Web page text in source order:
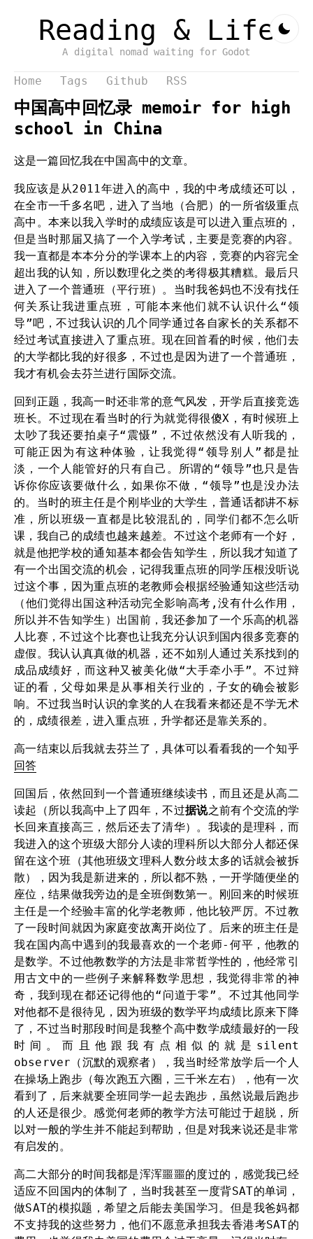
Reading & Life
A digital nomad waiting for Godot
Home Tags Github RSS
中国高中回忆录 memoir for high
school in China
这是一篇回忆我在中国高中的文章。
我应该是从2011年进入的高中，我的中考成绩还可以，
在全市一千多名吧，进入了当地（合肥）的一所省级重点
高中。本来以我入学时的成绩应该是可以进入重点班的，
但是当时那届又搞了一个入学考试，主要是竞赛的内容。
我一直都是本本分分的学课本上的内容，竞赛的内容完全
超出我的认知，所以数理化之类的考得极其糟糕。最后只
进入了一个普通班（平行班）。当时我爸妈也不没有找任
何关系让我进重点班，可能本来他们就不认识什么“领
导”吧，不过我认识的几个同学通过各自家长的关系都不
经过考试直接进入了重点班。现在回首看的时候，他们去
的大学都比我的好很多，不过也是因为进了一个普通班，
我才有机会去芬兰进行国际交流。
回到正题，我高一时还非常的意气风发，开学后直接竞选
班长。不过现在看当时的行为就觉得很傻X，有时候班上
太吵了我还要拍桌子“震慑”，不过依然没有人听我的，
可能正因为有这种体验，让我觉得“领导别人”都是扯
淡，一个人能管好的只有自己。所谓的“领导”也只是告
诉你你应该要做什么，如果你不做，“领导”也是没办法
的。当时的班主任是个刚毕业的大学生，普通话都讲不标
准，所以班级一直都是比较混乱的，同学们都不怎么听
课，我自己的成绩也越来越差。不过这个老师有一个好，
就是他把学校的通知基本都会告知学生，所以我才知道了
有一个出国交流的机会，记得我重点班的同学压根没听说
过这个事，因为重点班的老教师会根据经验通知这些活动
（他们觉得出国这种活动完全影响高考,没有什么作用，
所以并不告知学生）出国前，我还参加了一个乐高的机器
人比赛，不过这个比赛也让我充分认识到国内很多竞赛的
虚假。我认认真真做的机器，还不如别人通过关系找到的
成品成绩好，而这种又被美化做“大手牵小手”。不过辩
证的看，父母如果是从事相关行业的，子女的确会被影
响。不过我当时认识的拿奖的人在我看来都还是不学无术
的，成绩很差，进入重点班，升学都还是靠关系的。
高一结束以后我就去芬兰了，具体可以看看我的一个知乎
回答
回国后，依然回到一个普通班继续读书，而且还是从高二
读起（所以我高中上了四年，不过据说之前有个交流的学
长回来直接高三，然后还去了清华）。我读的是理科，而
我进入的这个班级大部分人读的理科所以大部分人都还保
留在这个班（其他班级文理科人数分歧太多的话就会被拆
散），因为我是新进来的，所以都不熟，一开学随便坐的
座位，结果做我旁边的是全班倒数第一。刚回来的时候班
主任是一个经验丰富的化学老教师，他比较严厉。不过教
了一段时间就因为家庭变故离开岗位了。后来的班主任是
我在国内高中遇到的我最喜欢的一个老师-何平，他教的
是数学。不过他教数学的方法是非常哲学性的，他经常引
用古文中的一些例子来解释数学思想，我觉得非常的神
奇，我到现在都还记得他的“问道于零”。不过其他同学
对他都不是很待见，因为班级的数学平均成绩比原来下降
了，不过当时那段时间是我整个高中数学成绩最好的一段
时间。而且他跟我有点相似的就是silent
observer（沉默的观察者），我当时经常放学后一个人
在操场上跑步（每次跑五六圈，三千米左右），他有一次
看到了，后来就要全班同学一起去跑步，虽然说最后跑步
的人还是很少。感觉何老师的教学方法可能过于超脱，所
以对一般的学生并不能起到帮助，但是对我来说还是非常
有启发的。
高二大部分的时间我都是浑浑噩噩的度过的，感觉我已经
适应不回国内的体制了，当时我甚至一度背SAT的单词，
做SAT的模拟题，希望之后能去美国学习。但是我爸妈都
不支持我的这些努力，他们不愿意承担我去香港考SAT的